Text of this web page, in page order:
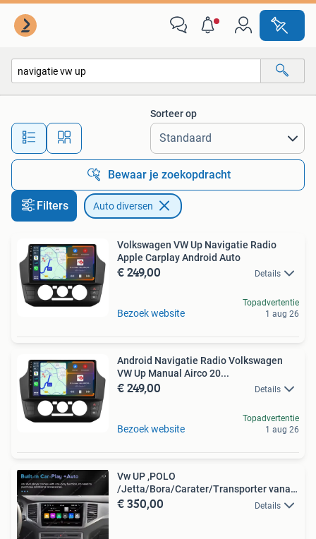
Alle afstanden…
Sorteer op
Bewaar je zoekopdracht
Filters Auto diversen
Volkswagen VW Up Navigatie Radio
Apple Carplay Android Auto
€ 249,00 Details
Bezoek website
Topadvertentie
1 aug 26
Android Navigatie Radio Volkswagen
VW Up Manual Airco 20...
€ 249,00 Details
Bezoek website
Topadvertentie
1 aug 26
Vw UP ,POLO
/Jetta/Bora/Carater/Transporter vanaf
1995/2024
€ 350,00 Details